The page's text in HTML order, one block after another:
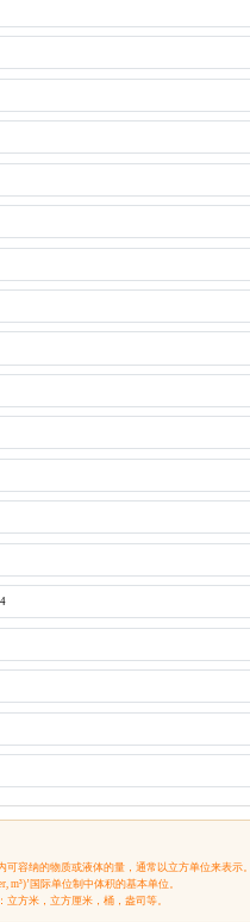
可容纳的物质或液体的量，通常以立方单位来表示。
m³)’国际单位制中体积的基本单位。
立方米，立方厘米，桶，盎司等。